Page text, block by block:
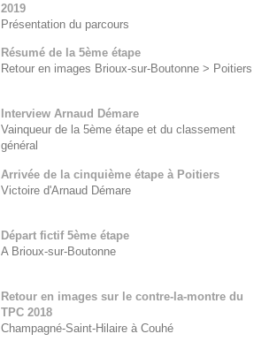
2019
Présentation du parcours
Résumé de la 5ème étape
Retour en images Brioux-sur-Boutonne > Poitiers
Interview Arnaud Démare
Vainqueur de la 5ème étape et du classement
général
Arrivée de la cinquième étape à Poitiers
Victoire d'Arnaud Démare
Départ fictif 5ème étape
A Brioux-sur-Boutonne
Retour en images sur le contre-la-montre du
TPC 2018
Champagné-Saint-Hilaire à Couhé